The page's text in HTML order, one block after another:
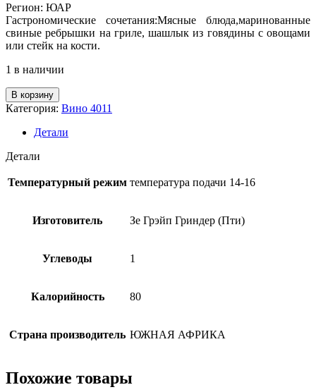
Регион: ЮАР
Гастрономические сочетания:Мясные блюда,маринованные
свиные ребрышки на гриле, шашлык из говядины с овощами
или стейк на кости.
1 в наличии
Количество
товара
кр.сух.
Гриндер
ЮАР
В корзину
Категория: Вино 4011
Детали
Детали
Температурный режим температура подачи 14-16
Изготовитель Зе Грэйп Гриндер (Пти)
Углеводы 1
Калорийность 80
Страна производитель ЮЖНАЯ АФРИКА
Похожие товары